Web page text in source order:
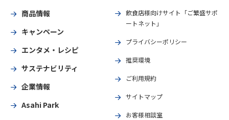
商品情報
キャンペーン
エンタメ・レシピ
サステナビリティ
企業情報
Asahi Park
飲食店様向けサイト「ご繁盛サポ
ートネット」
プライバシーポリシー
推奨環境
ご利用規約
サイトマップ
お客様相談室